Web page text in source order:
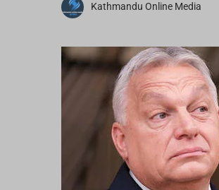
Kathmandu Online Media